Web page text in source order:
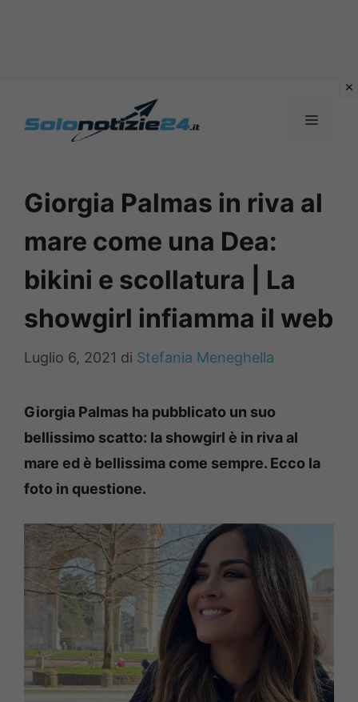
MENU
Giorgia Palmas in riva al
mare come una Dea:
bikini e scollatura | La
showgirl infiamma il web
Luglio 6, 2021 di Stefania Meneghella
Giorgia Palmas ha pubblicato un suo
bellissimo scatto: la showgirl è in riva al
mare ed è bellissima come sempre. Ecco la
foto in questione.